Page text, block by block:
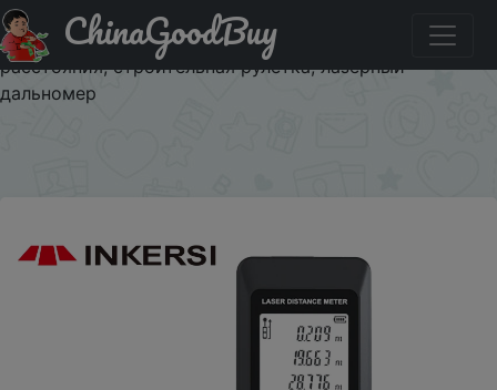
Придбати по знижці Цифровая лазерная рулетка
INKERSI, лазерный дальномер 40 м, точный измеритель
расстояния, строительная рулетка, лазерный
дальномер
ChinaGoodBuy